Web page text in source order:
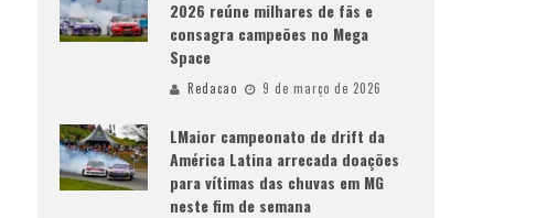
2026 reúne milhares de fãs e
consagra campeões no Mega
Space
Redacao 9 de março de 2026
LMaior campeonato de drift da
América Latina arrecada doações
para vítimas das chuvas em MG
neste fim de semana